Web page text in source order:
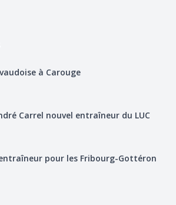
à Carouge
Carrel nouvel entraîneur du LUC
pour les Fribourg-Gottéron